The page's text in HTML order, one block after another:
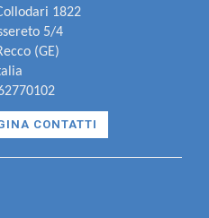
1822
5/4
(GE)
CONTATTI